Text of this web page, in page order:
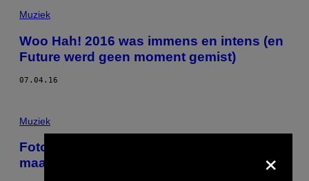
Muziek
Woo Hah! 2016 was immens en intens (en
Future werd geen moment gemist)
07.04.16
Muziek
Foto’s van alle metalvrienden die ik
maakte op Hellfest
×